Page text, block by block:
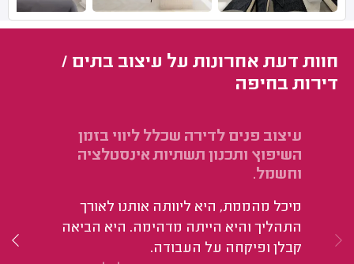
חוות דעת אחרונות על עיצוב בתים /
דירות בחיפה
עיצוב פנים לדירה שכלל ליווי בזמן
השיפוץ ותכנון תשתיות אינסטלציה
וחשמל.
מיכל מהממת, היא ליוותה אותנו לאורך
התהליך והיא הייתה מדהימה. היא הביאה
קבלן ופיקחה על העבודה.